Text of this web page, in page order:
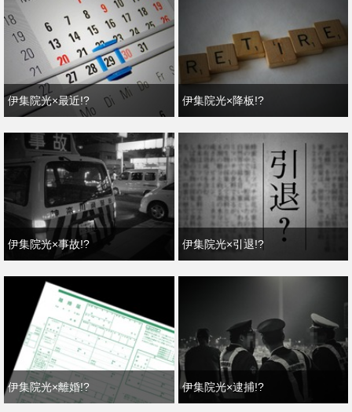
伊集院光×最近!? 伊集院光×降板!?
伊集院光×事故!? 伊集院光×引退!?
伊集院光×離婚!? 伊集院光×逮捕!?